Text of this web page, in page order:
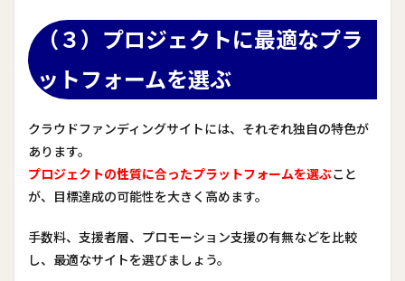
（３）プロジェクトに最適なプラ
ットフォームを選ぶ
クラウドファンディングサイトには、それぞれ独自の特色が
あります。
プロジェクトの性質に合ったプラットフォームを選ぶこと
が、目標達成の可能性を大きく高めます。
手数料、支援者層、プロモーション支援の有無などを比較
し、最適なサイトを選びましょう。